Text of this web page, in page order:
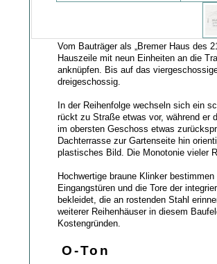
Vom Bauträger als „Bremer Haus des
Hauszeile mit neun Einheiten an die
anknüpfen. Bis auf das
dreigeschossig.
In der Reihenfolge wechseln sich ein
rückt zu Straße etwas vor, während er
im obersten Geschoss etwas
Dachterrasse zur Gartenseite hin
plastisches Bild. Die Monotonie vieler
Hochwertige braune Klinker
Eingangstüren und die Tore der
bekleidet, die an rostenden Stahl
weiterer Reihenhäuser in diesem
Kostengründen.
O-Ton